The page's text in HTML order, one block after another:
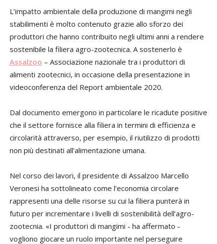
L’impatto ambientale della produzione di mangimi negli
stabilimenti è molto contenuto grazie allo sforzo dei
produttori che hanno contribuito negli ultimi anni a rendere
sostenibile la filiera agro-zootecnica. A sostenerlo è
Assalzoo – Associazione nazionale tra i produttori di
alimenti zootecnici, in occasione della presentazione in
videoconferenza del Report ambientale 2020.
Dal documento emergono in particolare le ricadute positive
che il settore fornisce alla filiera in termini di efficienza e
circolarità attraverso, per esempio, il riutilizzo di prodotti
non più destinati all’alimentazione umana.
Nel corso dei lavori, il presidente di Assalzoo Marcello
Veronesi ha sottolineato come l’economia circolare
rappresenti una delle risorse su cui la filiera punterà in
futuro per incrementare i livelli di sostenibilità dell’agro-
zootecnia. «I produttori di mangimi - ha affermato -
vogliono giocare un ruolo importante nel perseguire